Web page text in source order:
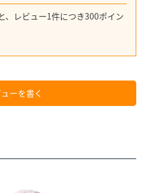
、レビュー1件につき300ポイン
ーを書く